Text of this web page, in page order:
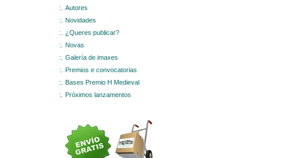
:.
Autores
:.
Novidades
:.
¿Queres publicar?
:.
Novas
:.
Galería de imaxes
:.
Premios e convocatorias
:.
Bases Premio H Medieval
:.
Próximos lanzamentos